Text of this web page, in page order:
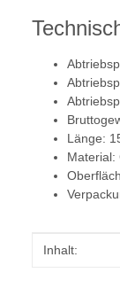
Länge:
Material:
Wert
Inhalt: